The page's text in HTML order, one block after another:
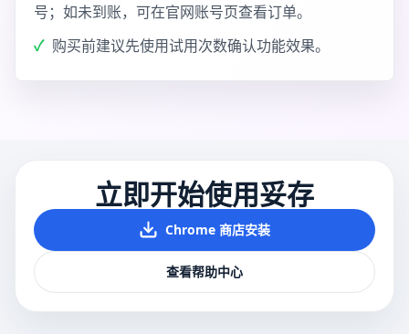
号；如未到账，可在官网账号页查看订单。
购买前建议先使用试用次数确认功能效果。
立即开始使用妥存
Chrome 商店安装
查看帮助中心